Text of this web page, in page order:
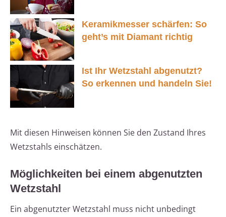
Keramikmesser schärfen: So
geht’s mit Diamant richtig
Ist Ihr Wetzstahl abgenutzt?
So erkennen und handeln Sie!
Mit diesen Hinweisen können Sie den Zustand Ihres
Wetzstahls einschätzen.
Möglichkeiten bei einem abgenutzten
Wetzstahl
Ein abgenutzter Wetzstahl muss nicht unbedingt